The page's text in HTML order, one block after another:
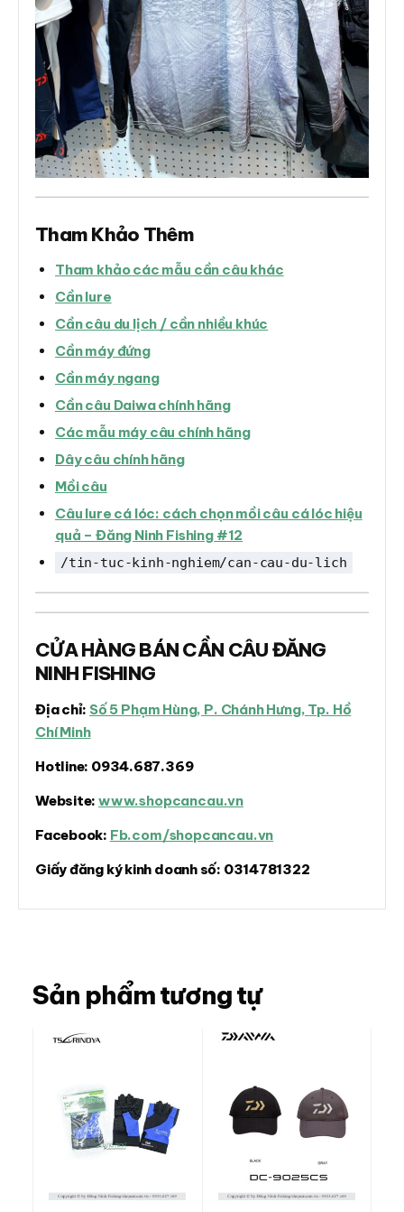
Tham Khảo Thêm
Tham khảo các mẫu cần câu khác
Cần lure
Cần câu du lịch / cần nhiều khúc
Cần máy đứng
Cần máy ngang
Cần câu Daiwa chính hãng
Các mẫu máy câu chính hãng
Dây câu chính hãng
Mồi câu
Câu lure cá lóc: cách chọn mồi câu cá lóc hiệu
quả – Đăng Ninh Fishing #12
/tin-tuc-kinh-nghiem/can-cau-du-lich
CỬA HÀNG BÁN CẦN CÂU ĐĂNG
NINH FISHING
Địa chỉ: Số 5 Phạm Hùng, P. Chánh Hưng, Tp. Hồ
Chí Minh
Hotline: 0934.687.369
Website: www.shopcancau.vn
Facebook: Fb.com/shopcancau.vn
Giấy đăng ký kinh doanh số: 0314781322
Sản phẩm tương tự